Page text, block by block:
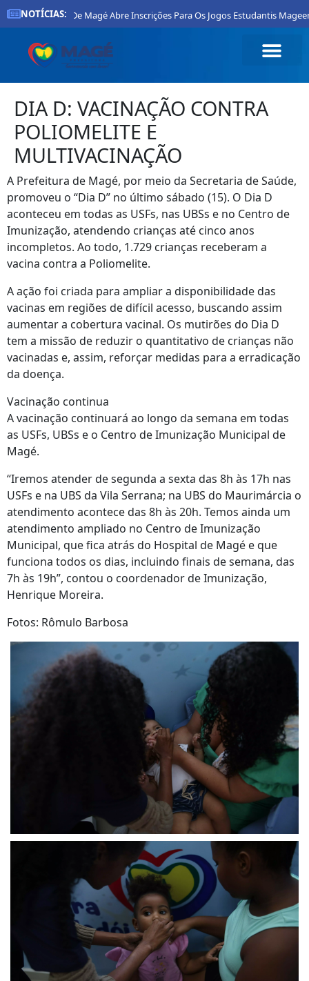
NOTÍCIAS:
Prefeitura De Magé Abre Inscrições Para Os Jogos Estudantis
DIA D: VACINAÇÃO CONTRA
POLIOMELITE E
MULTIVACINAÇÃO
A Prefeitura de Magé, por meio da Secretaria de Saúde,
promoveu o “Dia D” no último sábado (15). O Dia D
aconteceu em todas as USFs, nas UBSs e no Centro de
Imunização, atendendo crianças até cinco anos
incompletos. Ao todo, 1.729 crianças receberam a
vacina contra a Poliomelite.
A ação foi criada para ampliar a disponibilidade das
vacinas em regiões de difícil acesso, buscando assim
aumentar a cobertura vacinal. Os mutirões do Dia D
tem a missão de reduzir o quantitativo de crianças não
vacinadas e, assim, reforçar medidas para a erradicação
da doença.
Vacinação continua
A vacinação continuará ao longo da semana em todas
as USFs, UBSs e o Centro de Imunização Municipal de
Magé.
“Iremos atender de segunda a sexta das 8h às 17h nas
USFs e na UBS da Vila Serrana; na UBS do Maurimárcia o
atendimento acontece das 8h às 20h. Temos ainda um
atendimento ampliado no Centro de Imunização
Municipal, que fica atrás do Hospital de Magé e que
funciona todos os dias, incluindo finais de semana, das
7h às 19h”, contou o coordenador de Imunização,
Henrique Moreira.
Fotos: Rômulo Barbosa